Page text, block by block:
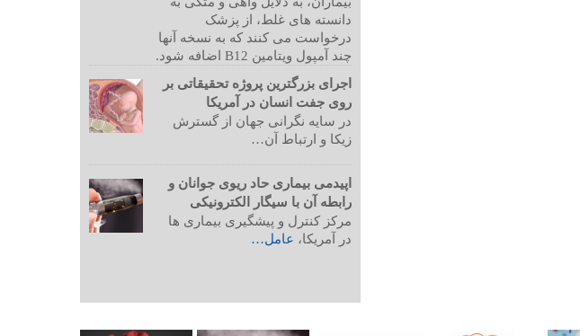
دانسته های غلط، از پزشک
درخواست می کنند که به نسخه آنها
چند آمپول ویتامین B12 اضافه شود.
اجرای بزرگترین پروژه تحقیقاتی بر
روی جفت انسان در آمریکا
در سایه نگرانی جهان از گسترش
زیکا و ارتباط آن…
اپیدمی بیماری حاد ریوی جوانان و
رابطه آن با سیگار الکترونیکی
مرکز کنترل و پیشگیری بیماری ها
در آمریکا، عامل…